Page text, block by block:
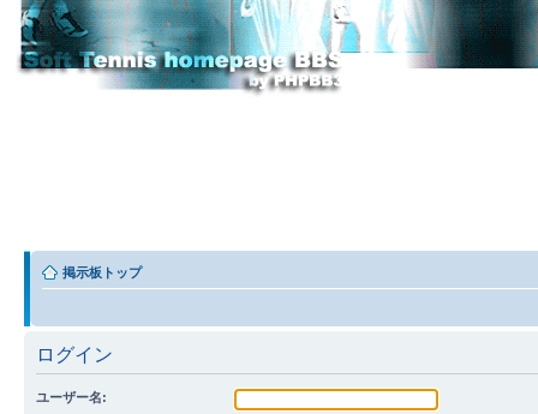
掲示板トップ
ログイン
ユーザー名: